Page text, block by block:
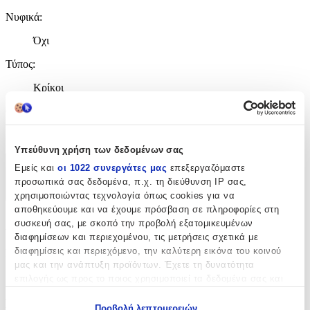
Υπεύθυνη χρήση των δεδομένων σας
Εμείς και οι 1022 συνεργάτες μας επεξεργαζόμαστε
προσωπικά σας δεδομένα, π.χ. τη διεύθυνση IP σας,
χρησιμοποιώντας τεχνολογία όπως cookies για να
αποθηκεύουμε και να έχουμε πρόσβαση σε πληροφορίες στη
συσκευή σας, με σκοπό την προβολή εξατομικευμένων
διαφημίσεων και περιεχομένου, τις μετρήσεις σχετικά με
διαφημίσεις και περιεχόμενο, την καλύτερη εικόνα του κοινού
μας και την ανάπτυξη προϊόντων. Έχετε τη δυνατότητα
Νυφικά:
Όχι
Τύπος:
Κρίκοι
Clip:
Χαρακτηριστικά
+
Χαρακτηριστικά
Κατασκευαστής:
Βασικά Χαρακτηριστικά